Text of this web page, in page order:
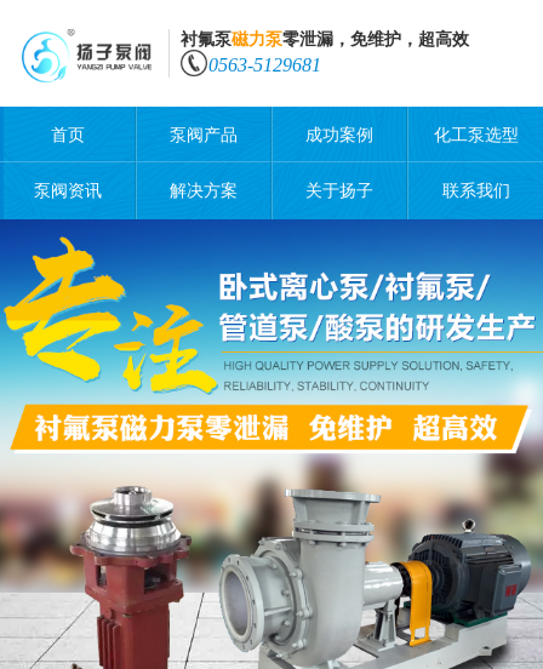
衬氟泵磁力泵零泄漏，免维护，超高效
0563-5129681
首页 泵阀产品 成功案例 化工泵选型
泵阀资讯 解决方案 关于扬子 联系我们